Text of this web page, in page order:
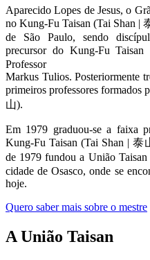
Aparecido Lopes de Jesus, o
no Kung-Fu Taisan (Tai Shan |
de São Paulo, sendo
precursor do Kung-Fu
Professor
Markus Tulios. Posteriormente
primeiros professores formados
山).
Em 1979 graduou-se a faixa
Kung-Fu Taisan (Tai Shan | 泰
de 1979 fundou a União
cidade de Osasco, onde se
hoje.
Quero saber mais sobre o mestre
A União Taisan